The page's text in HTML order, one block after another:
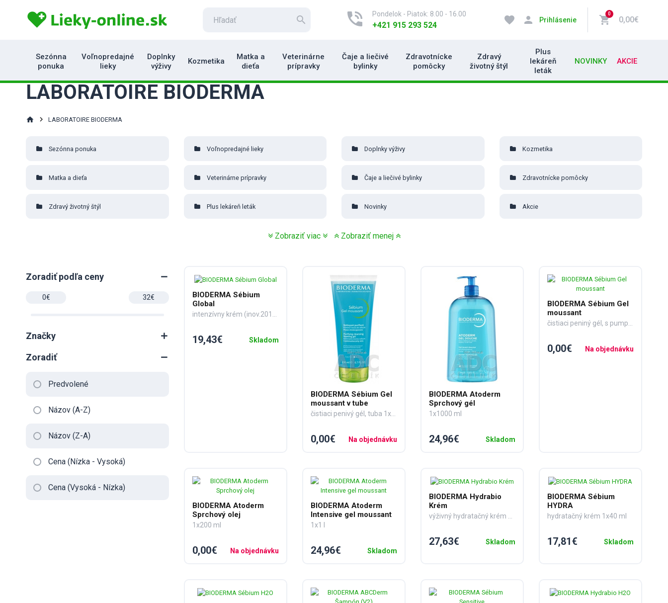
search phone_in_talk Pondelok - Piatok: 8.00 - 16.00
+421 915 293 524 favorite person Prihlásenie shopping_cart
0
0,00€
Sezónna
ponuka
Voľnopredajné
lieky
Doplnky
výživy
Kozmetika
Matka a
dieťa
Veterinárne
prípravky
Čaje a liečivé
bylinky
Zdravotnícke
pomôcky
Zdravý
životný štýl
Plus
lekáreň
leták
NOVINKY AKCIE
LABORATOIRE BIODERMA
home LABORATOIRE BIODERMA
Sezónna ponuka Voľnopredajné lieky Doplnky výživy Kozmetika
Matka a dieťa Veterinárne prípravky Čaje a liečivé bylinky Zdravotnícke pomôcky
Zdravý životný štýl Plus lekáreň leták Novinky Akcie
Zobraziť viac Zobraziť menej
Zoradiť podľa ceny
Značky
Zoradiť
Predvolené
Názov (A-Z)
Názov (Z-A)
Cena (Nízka - Vysoká)
Cena (Vysoká - Nízka)
BIODERMA Sébium
Global
19,43€ Skladom
BIODERMA Sébium Gel
moussant v tube
čistiaci penivý gél, tuba 1x200 ml
0,00€ Na objednávku
BIODERMA Atoderm
Sprchový gél
1x1000 ml
24,96€ Skladom
BIODERMA Sébium Gel
moussant
0,00€ Na objednávku
BIODERMA Atoderm
Sprchový olej
1x200 ml
0,00€ Na objednávku
BIODERMA Atoderm
Intensive gel moussant
1x1 l
24,96€ Skladom
BIODERMA Hydrabio
Krém
27,63€ Skladom
BIODERMA Sébium
HYDRA
hydratačný krém 1x40 ml
17,81€ Skladom